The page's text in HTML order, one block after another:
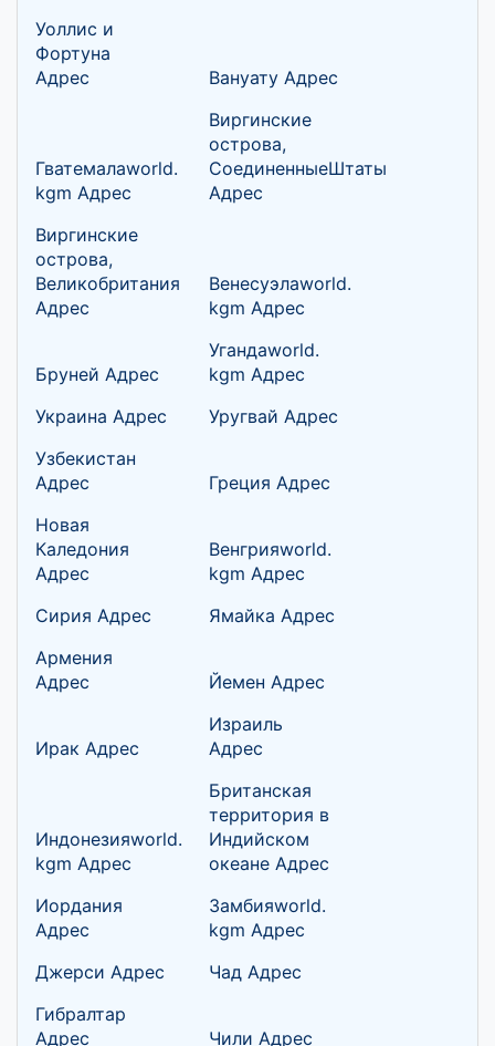
Уоллис и
Фортуна
Адрес
Вануату Адрес
Гватемалаworld.
kgm Адрес
Виргинские
острова,
СоединенныеШтаты
Адрес
Виргинские
острова,
Великобритания
Адрес
Венесуэлаworld.
kgm Адрес
Бруней Адрес
Угандаworld.
kgm Адрес
Украина Адрес
Уругвай Адрес
Узбекистан
Адрес
Греция Адрес
Новая
Каледония
Адрес
Венгрияworld.
kgm Адрес
Сирия Адрес
Ямайка Адрес
Армения
Адрес
Йемен Адрес
Ирак Адрес
Израиль
Адрес
Индонезияworld.
kgm Адрес
Британская
территория в
Индийском
океане Адрес
Иордания
Адрес
Замбияworld.
kgm Адрес
Джерси Адрес
Чад Адрес
Гибралтар
Адрес
Чили Адрес